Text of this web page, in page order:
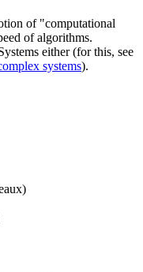
of "computational
of algorithms.
either (for this, see
systems).